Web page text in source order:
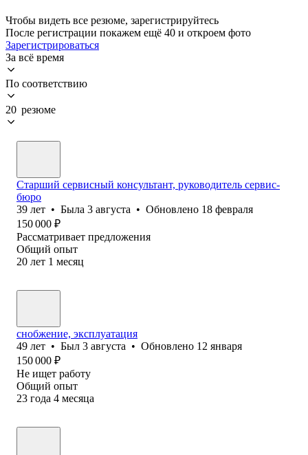
Чтобы видеть все резюме, зарегистрируйтесь
После регистрации покажем ещё 40 и откроем фото
Зарегистрироваться
За всё время
По соответствию
20 резюме
Старший сервисный консультант, руководитель сервис-
бюро
39 лет • Была 3 августа • Обновлено 18 февраля
150 000 ₽
Рассматривает предложения
Общий опыт
20 лет 1 месяц
снобжение, эксплуатация
49 лет • Был 3 августа • Обновлено 12 января
150 000 ₽
Не ищет работу
Общий опыт
23 года 4 месяца